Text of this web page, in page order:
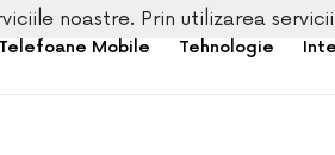
Telefoane Mobile Tehnologie
noastre. Prin utilizarea